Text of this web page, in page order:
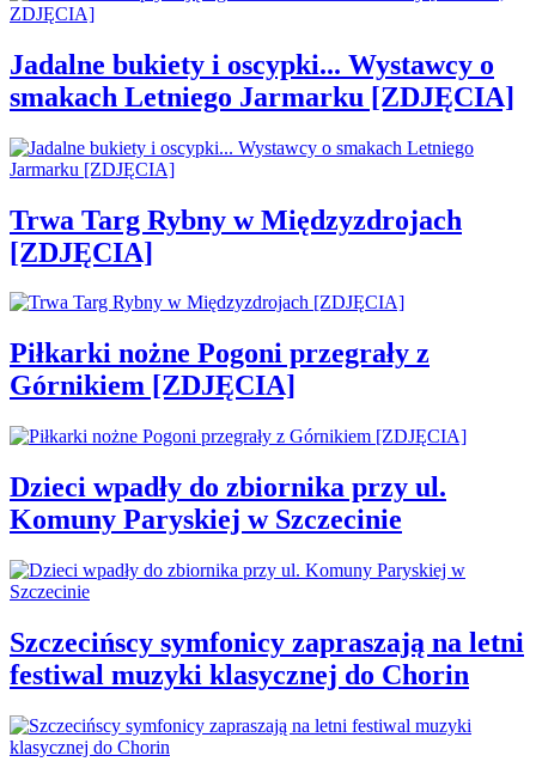
Jadalne bukiety i oscypki... Wystawcy o
smakach Letniego Jarmarku [ZDJĘCIA]
Trwa Targ Rybny w Międzyzdrojach
[ZDJĘCIA]
Piłkarki nożne Pogoni przegrały z
Górnikiem [ZDJĘCIA]
Dzieci wpadły do zbiornika przy ul.
Komuny Paryskiej w Szczecinie
Szczecińscy symfonicy zapraszają na letni
festiwal muzyki klasycznej do Chorin